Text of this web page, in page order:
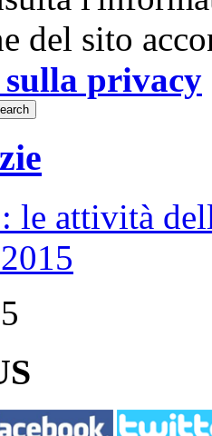
del sito
privacy
le attività